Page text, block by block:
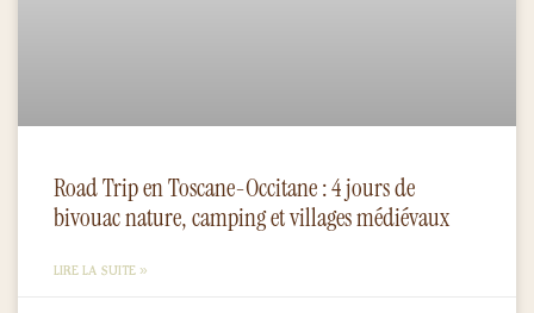
Road Trip en Toscane-Occitane : 4 jours de
bivouac nature, camping et villages médiévaux
LIRE LA SUITE »